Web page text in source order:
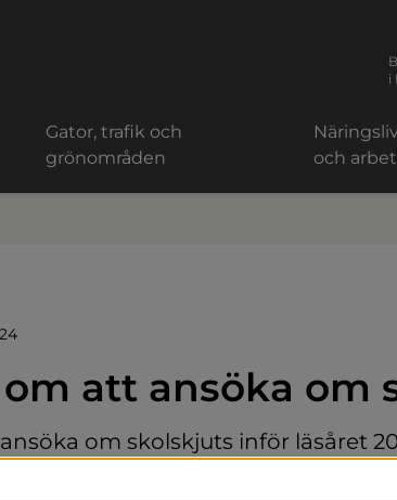
i
Gator, trafik och
grönområden
och
att ansöka om
om skolskjuts inför läsåret
planera skolbussar och turer, behöver du